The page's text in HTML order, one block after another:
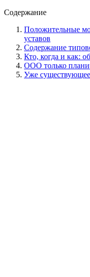
Содержание
Положительные
уставов
Содержание
Кто, когда и как:
ООО только
Уже